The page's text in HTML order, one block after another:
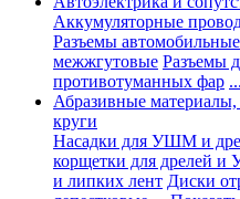
Аккумуляторные
Разъемы автомобильные
межжгутовые Разъемы
противотуманных фар
Абразивные материалы,
круги
Насадки для УШМ и
корщетки для дрелей
и липких лент Диски